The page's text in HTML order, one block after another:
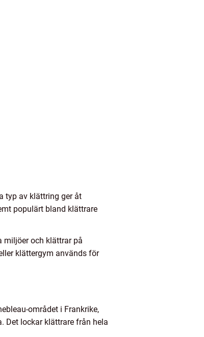
typ av klättring ger åt
populärt bland klättrare
miljöer och klättrar på
klättergym används för
området i Frankrike,
Det lockar klättrare från hela